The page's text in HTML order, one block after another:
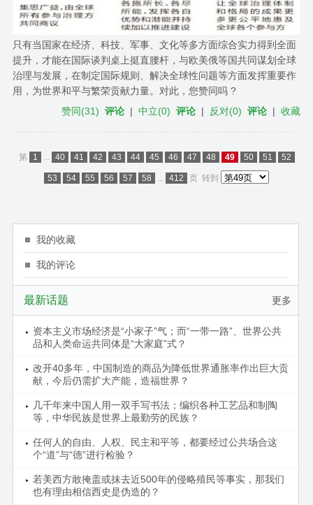
只有当国家在经济、科技、军事、文化等多方面综合实力得到全面
提升，才能在国际谈判桌上挺直腰杆，与欧美俄等国共同谋划全球
治理与发展，在制定国际规则、解决全球性问题等方面发挥重要作
用，为世界和平与繁荣贡献力量。对此，您赞同吗 ?
赞同(31) 评论 |中立(0) 评论 | 反对(0) 评论 |收藏
第 1 ... 40 41 42 43 44 45 46 47 48 49 50 51 52
53 54 55 56 57 58 ... 412 页 转到
我的收藏
我的评论
更多
最新话题
资本主义市场经济是“小家子”气；而“一带一路”、世界公共
品和人类命运共同体是“大家庭”式？
改开40多年，中国制造的商品为降低世界通胀率作出巨大贡
献，今后仍需扩大产能，造福世界？
几千年来中国人用一双手写书法；编织各种工艺品和制陶
等，中华民族是世界上最勤劳的民族？
任何人的自由、人权、民主和平等，都要经过公共场合这
个“道”与“德”进行检验？
若美西方敢掩盖或抹去近500年的侵略殖民等事实，那我们
也有理由相信西史是伪造的？